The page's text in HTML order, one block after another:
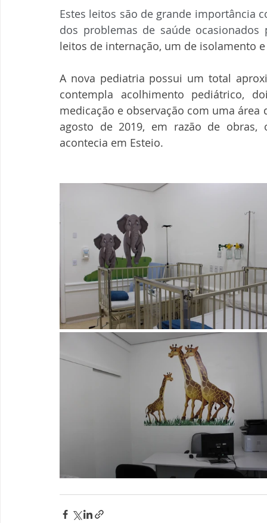
Estes leitos são de grande importância
dos problemas de saúde ocasionados
leitos de internação, um de isolamento
A nova pediatria possui um total
contempla acolhimento pediátrico,
medicação e observação com uma
agosto de 2019, em razão de obras,
acontecia em Esteio.